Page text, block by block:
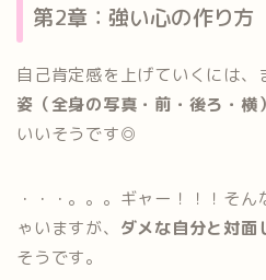
第2章：強い心の作り
自己肯定感を上げていくには、
姿（全身の写真・前・後ろ・横
いいそうです◎
・・・。。。ギャー！！！そ
ゃいますが、 ダメな自分と対面
そうです。